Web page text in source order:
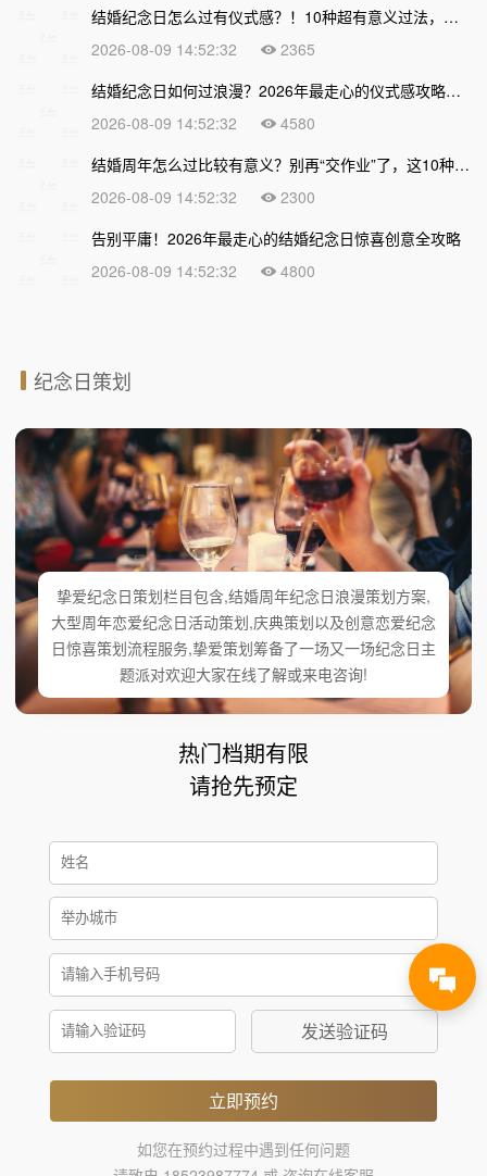
结婚纪念日怎么过有仪式感？！10种超有意义过法，让爱情越久越甜
2026-08-09 14:52:32
2365
结婚纪念日如何过浪漫？2026年最走心的仪式感攻略，让爱情越久越甜
2026-08-09 14:52:32
4580
结婚周年怎么过比较有意义？别再“交作业”了，这10种走心过法让爱情越久越浓
2026-08-09 14:52:32
2300
告别平庸！2026年最走心的结婚纪念日惊喜创意全攻略
2026-08-09 14:52:32
4800
纪念日策划
挚爱纪念日策划栏目包含,结婚周年纪念日浪漫策划方案,
大型周年恋爱纪念日活动策划,庆典策划以及创意恋爱纪念
日惊喜策划流程服务,挚爱策划筹备了一场又一场纪念日主
题派对欢迎大家在线了解或来电咨询!
热门档期有限
请抢先预定
发送验证码
立即预约
如您在预约过程中遇到任何问题